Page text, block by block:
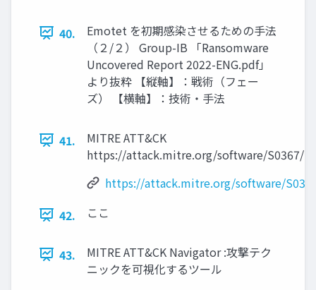
40.
Emotet を初期感染させるための手法
（２/２） Group-IB 「Ransomware
Uncovered Report 2022-ENG.pdf」
より抜粋 【縦軸】：戦術（フェー
ズ） 【横軸】：技術・手法
41.
MITRE ATT&CK
https://attack.mitre.org/software/S0367/
https://attack.mitre.org/software/
42.
ここ
43.
MITRE ATT&CK Navigator :攻撃テク
ニックを可視化するツール